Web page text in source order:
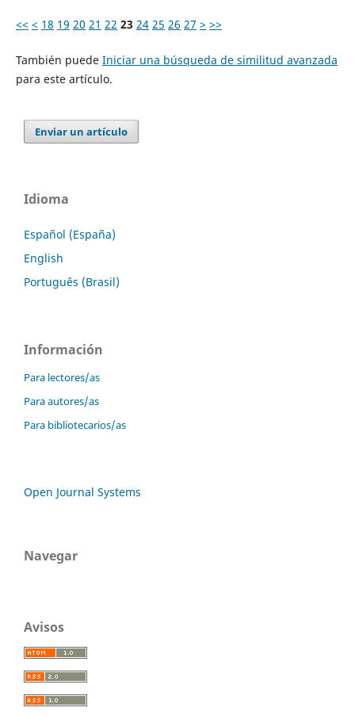
<< < 18 19 20 21 22 23 24 25 26 27 > >>
También puede Iniciar una búsqueda de similitud avanzada
para este artículo.
Enviar un artículo
Idioma
Español (España)
English
Português (Brasil)
Información
Para lectores/as
Para autores/as
Para bibliotecarios/as
Open Journal Systems
Navegar
Avisos